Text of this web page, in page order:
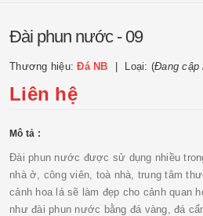
Đài phun nước - 09
Thương hiệu:Đá NB Loại: (Đang cập
Liên hệ
Mô tả :
Đài phun nước được sử dụng nhiều
nhà ở, công viên, toà nhà, trung tâm
cảnh hoa lá sẽ làm đẹp cho cảnh quan
như đài phun nước bằng đá vàng, đá